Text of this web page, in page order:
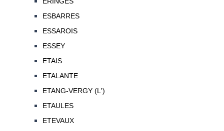
ESBARRES
ESSAROIS
ESSEY
ETAIS
ETALANTE
ETANG-VERGY (L')
ETAULES
ETEVAUX